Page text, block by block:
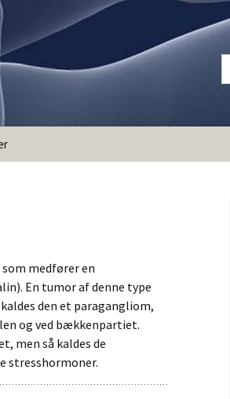
medfører en
En tumor af denne type
den et paragangliom,
og ved bækkenpartiet.
men så kaldes de
stresshormoner.